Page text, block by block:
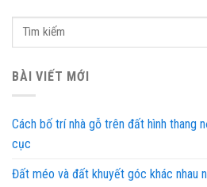
BÀI VIẾT MỚI
Cách bố trí nhà gỗ trên đất hình thang
cục
Đất méo và đất khuyết góc khác nhau